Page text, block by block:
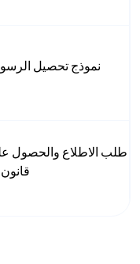
نموذج تحصيل
طلب الاطلاع والحصول
قانون رقم